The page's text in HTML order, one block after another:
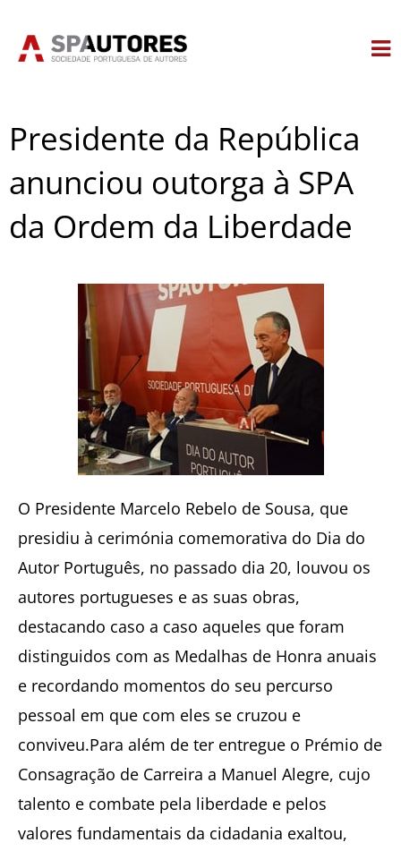
Presidente da República
anunciou outorga à SPA
da Ordem da Liberdade
O Presidente Marcelo Rebelo de Sousa, que
presidiu à cerimónia comemorativa do Dia do
Autor Português, no passado dia 20, louvou os
autores portugueses e as suas obras,
destacando caso a caso aqueles que foram
distinguidos com as Medalhas de Honra anuais
e recordando momentos do seu percurso
pessoal em que com eles se cruzou e
conviveu.Para além de ter entregue o Prémio de
Consagração de Carreira a Manuel Alegre, cujo
talento e combate pela liberdade e pelos
valores fundamentais da cidadania exaltou,